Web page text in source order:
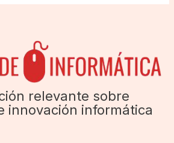
relevante sobre
innovación informática